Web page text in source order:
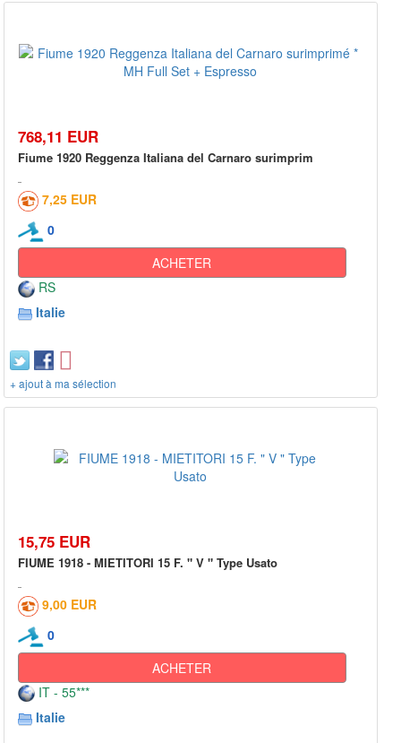
768,11 EUR
Fiume 1920 Reggenza Italiana del Carnaro surimprim
7,25 EUR
0
ACHETER
RS
Italie
+ ajout à ma sélection
15,75 EUR
FIUME 1918 - MIETITORI 15 F. " V " Type Usato
9,00 EUR
0
ACHETER
IT - 55***
Italie